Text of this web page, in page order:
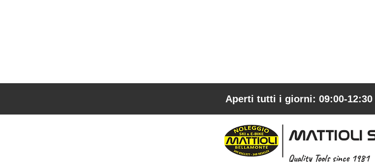
Aperti tutti i giorni: 09:00-12:30
MATTIOLI
Quality Tools since 1981